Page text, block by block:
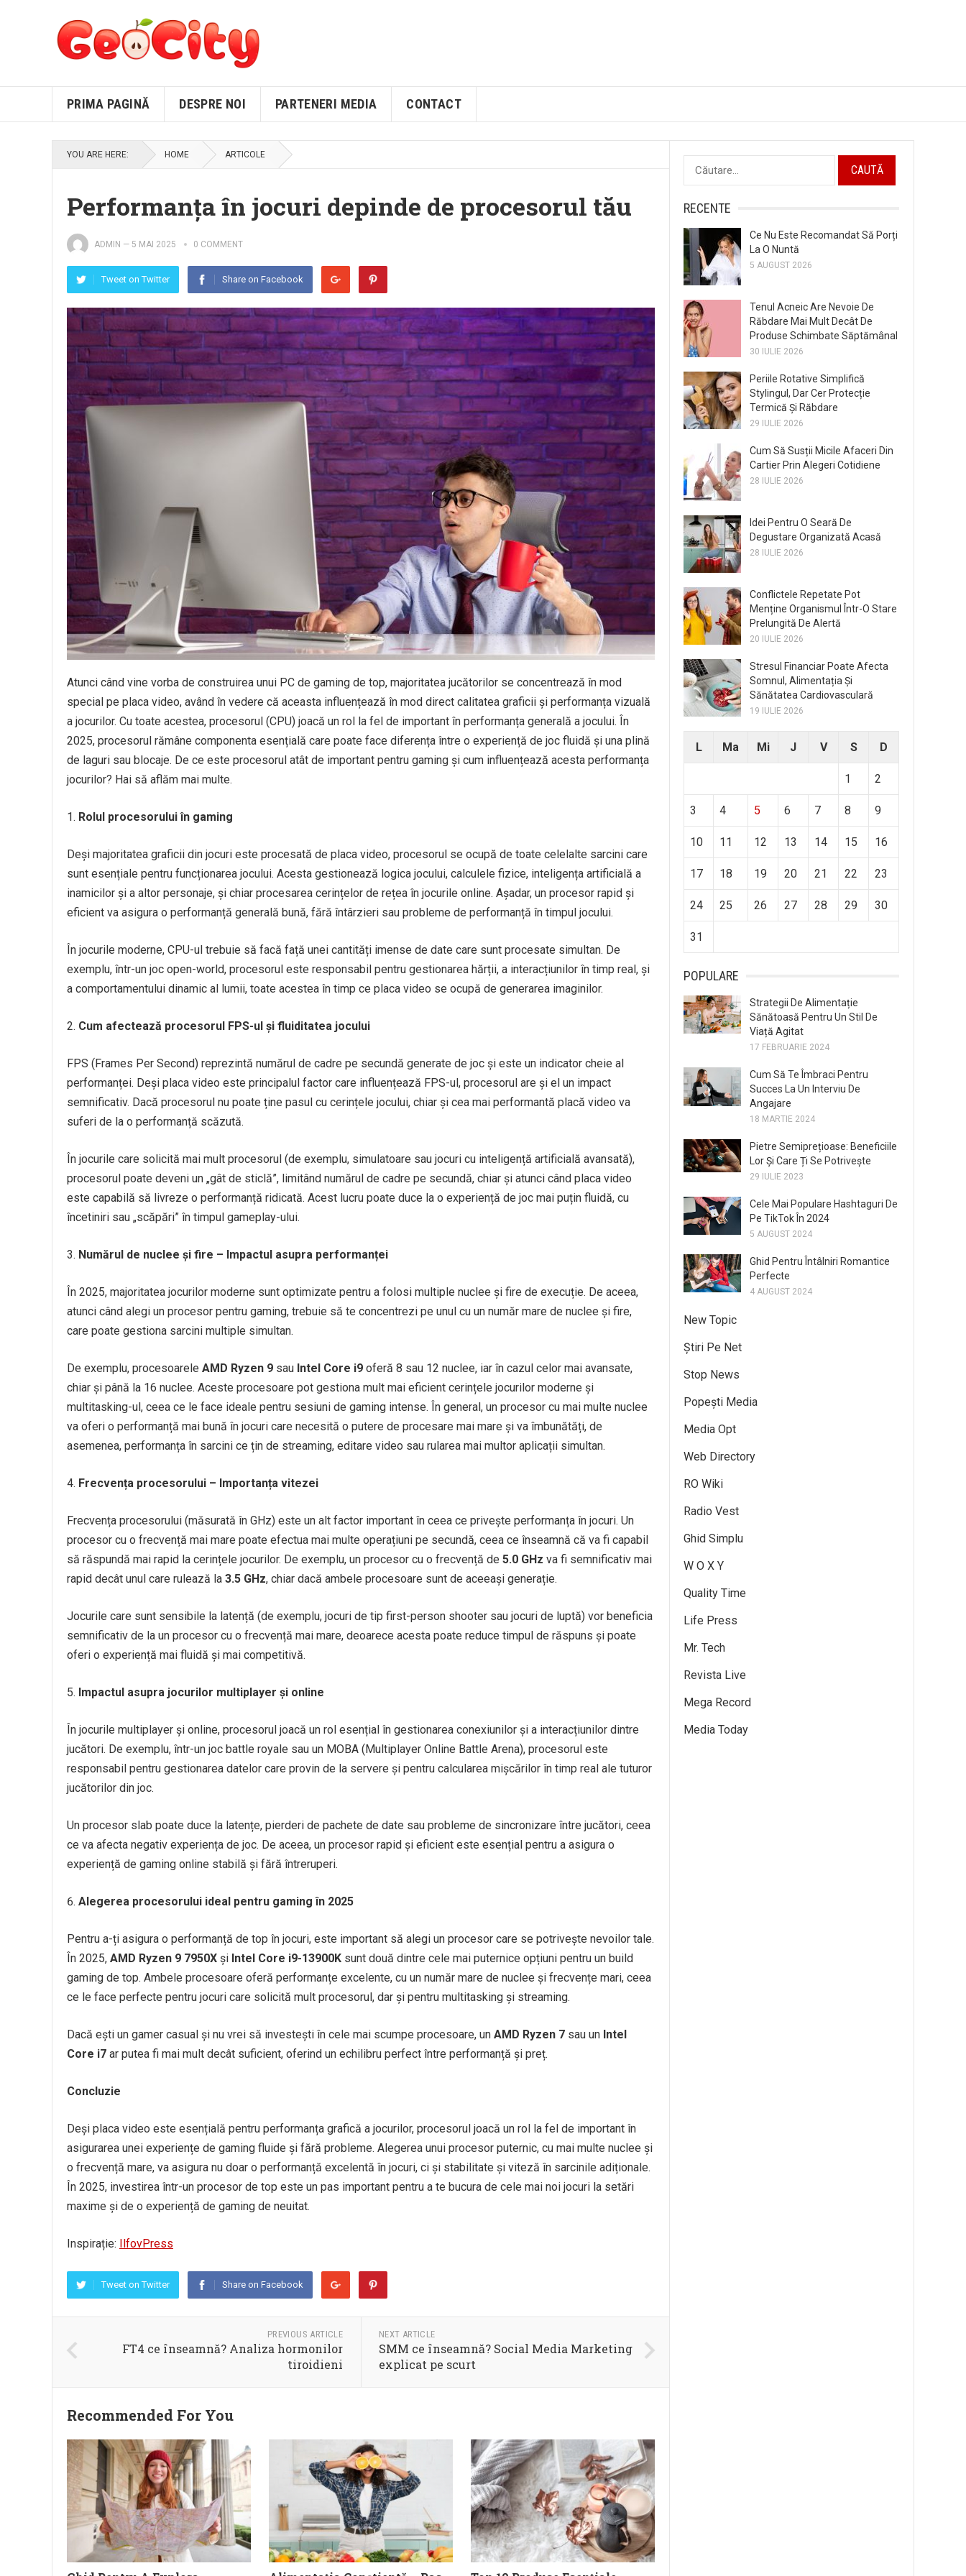
PRIMA PAGINĂ DESPRE NOI PARTENERI MEDIA CONTACT
YOU ARE HERE: HOME ARTICOLE
Performanța în jocuri depinde de procesorul tău
ADMIN — 5 MAI 2025 0 COMMENT
Tweet on Twitter Share on Facebook
Atunci când vine vorba de construirea unui PC de gaming de top, majoritatea jucătorilor se concentrează în mod
special pe placa video, având în vedere că aceasta influențează în mod direct calitatea graficii și performanța vizuală
a jocurilor. Cu toate acestea, procesorul (CPU) joacă un rol la fel de important în performanța generală a jocului. În
2025, procesorul rămâne componenta esențială care poate face diferența între o experiență de joc fluidă și una plină
de laguri sau blocaje. De ce este procesorul atât de important pentru gaming și cum influențează acesta performanța
jocurilor? Hai să aflăm mai multe.
Rolul procesorului în gaming
Deși majoritatea graficii din jocuri este procesată de placa video, procesorul se ocupă de toate celelalte sarcini care
sunt esențiale pentru funcționarea jocului. Acesta gestionează logica jocului, calculele fizice, inteligența artificială a
inamicilor și a altor personaje, și chiar procesarea cerințelor de rețea în jocurile online. Așadar, un procesor rapid și
eficient va asigura o performanță generală bună, fără întârzieri sau probleme de performanță în timpul jocului.
În jocurile moderne, CPU-ul trebuie să facă față unei cantități imense de date care sunt procesate simultan. De
exemplu, într-un joc open-world, procesorul este responsabil pentru gestionarea hărții, a interacțiunilor în timp real, și
a comportamentului dinamic al lumii, toate acestea în timp ce placa video se ocupă de generarea imaginilor.
Cum afectează procesorul FPS-ul și fluiditatea jocului
FPS (Frames Per Second) reprezintă numărul de cadre pe secundă generate de joc și este un indicator cheie al
performanței. Deși placa video este principalul factor care influențează FPS-ul, procesorul are și el un impact
semnificativ. Dacă procesorul nu poate ține pasul cu cerințele jocului, chiar și cea mai performantă placă video va
suferi de la o performanță scăzută.
În jocurile care solicită mai mult procesorul (de exemplu, simulatoare sau jocuri cu inteligență artificială avansată),
procesorul poate deveni un „gât de sticlă”, limitând numărul de cadre pe secundă, chiar și atunci când placa video
este capabilă să livreze o performanță ridicată. Acest lucru poate duce la o experiență de joc mai puțin fluidă, cu
încetiniri sau „scăpări” în timpul gameplay-ului.
Numărul de nuclee și fire – Impactul asupra performanței
În 2025, majoritatea jocurilor moderne sunt optimizate pentru a folosi multiple nuclee și fire de execuție. De aceea,
atunci când alegi un procesor pentru gaming, trebuie să te concentrezi pe unul cu un număr mare de nuclee și fire,
care poate gestiona sarcini multiple simultan.
De exemplu, procesoarele AMD Ryzen 9 sau Intel Core i9 oferă 8 sau 12 nuclee, iar în cazul celor mai avansate,
chiar și până la 16 nuclee. Aceste procesoare pot gestiona mult mai eficient cerințele jocurilor moderne și
multitasking-ul, ceea ce le face ideale pentru sesiuni de gaming intense. În general, un procesor cu mai multe nuclee
va oferi o performanță mai bună în jocuri care necesită o putere de procesare mai mare și va îmbunătăți, de
asemenea, performanța în sarcini ce țin de streaming, editare video sau rularea mai multor aplicații simultan.
Frecvența procesorului – Importanța vitezei
Frecvența procesorului (măsurată în GHz) este un alt factor important în ceea ce privește performanța în jocuri. Un
procesor cu o frecvență mai mare poate efectua mai multe operațiuni pe secundă, ceea ce înseamnă că va fi capabil
să răspundă mai rapid la cerințele jocurilor. De exemplu, un procesor cu o frecvență de 5.0 GHz va fi semnificativ mai
rapid decât unul care rulează la 3.5 GHz, chiar dacă ambele procesoare sunt de aceeași generație.
Jocurile care sunt sensibile la latență (de exemplu, jocuri de tip first-person shooter sau jocuri de luptă) vor beneficia
semnificativ de la un procesor cu o frecvență mai mare, deoarece acesta poate reduce timpul de răspuns și poate
oferi o experiență mai fluidă și mai competitivă.
Impactul asupra jocurilor multiplayer și online
În jocurile multiplayer și online, procesorul joacă un rol esențial în gestionarea conexiunilor și a interacțiunilor dintre
jucători. De exemplu, într-un joc battle royale sau un MOBA (Multiplayer Online Battle Arena), procesorul este
responsabil pentru gestionarea datelor care provin de la servere și pentru calcularea mișcărilor în timp real ale tuturor
jucătorilor din joc.
Un procesor slab poate duce la latențe, pierderi de pachete de date sau probleme de sincronizare între jucători, ceea
ce va afecta negativ experiența de joc. De aceea, un procesor rapid și eficient este esențial pentru a asigura o
experiență de gaming online stabilă și fără întreruperi.
Alegerea procesorului ideal pentru gaming în 2025
Pentru a-ți asigura o performanță de top în jocuri, este important să alegi un procesor care se potrivește nevoilor tale.
În 2025, AMD Ryzen 9 7950X și Intel Core i9-13900K sunt două dintre cele mai puternice opțiuni pentru un build
gaming de top. Ambele procesoare oferă performanțe excelente, cu un număr mare de nuclee și frecvențe mari, ceea
ce le face perfecte pentru jocuri care solicită mult procesorul, dar și pentru multitasking și streaming.
Dacă ești un gamer casual și nu vrei să investești în cele mai scumpe procesoare, un AMD Ryzen 7 sau un Intel
Core i7 ar putea fi mai mult decât suficient, oferind un echilibru perfect între performanță și preț.
Concluzie
Deși placa video este esențială pentru performanța grafică a jocurilor, procesorul joacă un rol la fel de important în
asigurarea unei experiențe de gaming fluide și fără probleme. Alegerea unui procesor puternic, cu mai multe nuclee și
o frecvență mare, va asigura nu doar o performanță excelentă în jocuri, ci și stabilitate și viteză în sarcinile adiționale.
În 2025, investirea într-un procesor de top este un pas important pentru a te bucura de cele mai noi jocuri la setări
maxime și de o experiență de gaming de neuitat.
Inspirație: IlfovPress
Tweet on Twitter Share on Facebook
PREVIOUS ARTICLE
FT4 ce înseamnă? Analiza hormonilor
tiroidieni
NEXT ARTICLE
SMM ce înseamnă? Social Media Marketing
explicat pe scurt
Recommended For You
Caută
după:
RECENTE
Ce Nu Este Recomandat Să Porți
La O Nuntă
5 AUGUST 2026
Tenul Acneic Are Nevoie De
Răbdare Mai Mult Decât De
Produse Schimbate Săptămânal
30 IULIE 2026
Periile Rotative Simplifică
Stylingul, Dar Cer Protecție
Termică Și Răbdare
29 IULIE 2026
Cum Să Susții Micile Afaceri Din
Cartier Prin Alegeri Cotidiene
28 IULIE 2026
Idei Pentru O Seară De
Degustare Organizată Acasă
28 IULIE 2026
Conflictele Repetate Pot
Menține Organismul Într-O Stare
Prelungită De Alertă
20 IULIE 2026
Stresul Financiar Poate Afecta
Somnul, Alimentația Și
Sănătatea Cardiovasculară
19 IULIE 2026
L Ma Mi J V S D
1 2
3 4 5 6 7 8 9
10 11 12 13 14 15 16
17 18 19 20 21 22 23
24 25 26 27 28 29 30
31
POPULARE
Strategii De Alimentație
Sănătoasă Pentru Un Stil De
Viață Agitat
17 FEBRUARIE 2024
Cum Să Te Îmbraci Pentru
Succes La Un Interviu De
Angajare
18 MARTIE 2024
Pietre Semiprețioase: Beneficiile
Lor Și Care Ți Se Potrivește
29 IULIE 2023
Cele Mai Populare Hashtaguri De
Pe TikTok În 2024
5 AUGUST 2024
Ghid Pentru Întâlniri Romantice
Perfecte
4 AUGUST 2024
New Topic
Știri Pe Net
Stop News
Popești Media
Media Opt
Web Directory
RO Wiki
Radio Vest
Ghid Simplu
W O X Y
Quality Time
Life Press
Mr. Tech
Revista Live
Mega Record
Media Today